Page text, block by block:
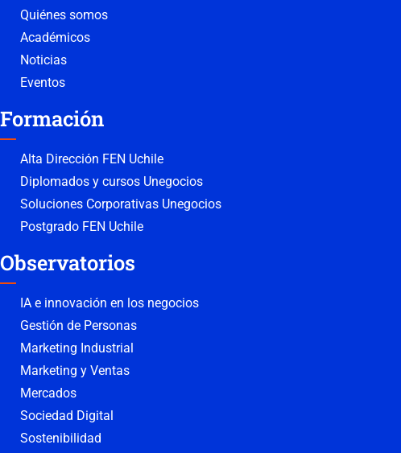
Quiénes somos
Académicos
Noticias
Eventos
Formación
Alta Dirección FEN Uchile
Diplomados y cursos Unegocios
Soluciones Corporativas Unegocios
Postgrado FEN Uchile
Observatorios
IA e innovación en los negocios
Gestión de Personas
Marketing Industrial
Marketing y Ventas
Mercados
Sociedad Digital
Sostenibilidad